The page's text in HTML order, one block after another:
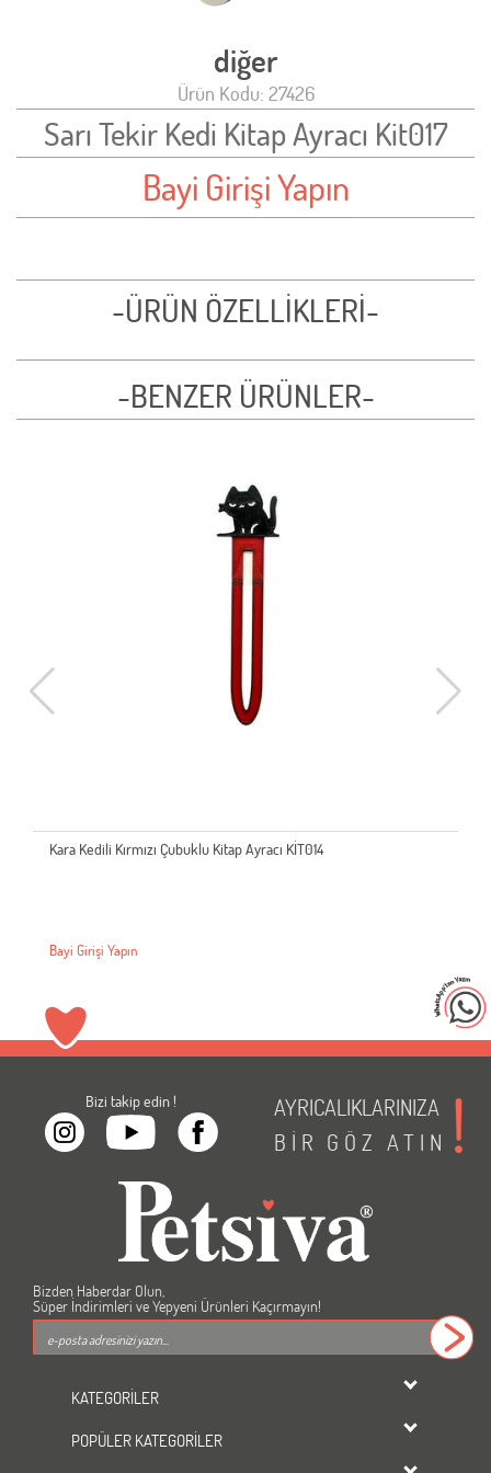
diğer
Ürün Kodu: 27426
Sarı Tekir Kedi Kitap Ayracı Kit017
Bayi Girişi Yapın
-ÜRÜN ÖZELLİKLERİ-
-BENZER ÜRÜNLER-
Kara Kedili Kırmızı Çubuklu Kitap Ayracı KİT014
Bayi Girişi Yapın
Bizi takip edin !
AYRICALIKLARINIZA
BİR GÖZ ATIN
Bizden Haberdar Olun,
Süper İndirimleri ve Yepyeni Ürünleri Kaçırmayın!
KATEGORİLER
dondurulmuş ürünler
POPÜLER KATEGORİLER